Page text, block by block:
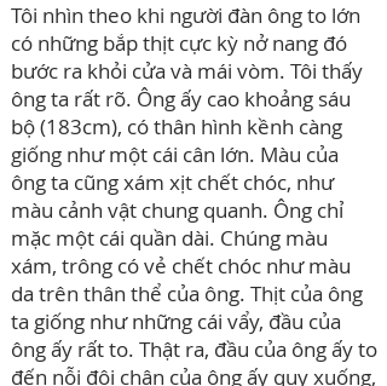
Tôi nhìn theo khi người đàn ông to lớn
có những bắp thịt cực kỳ nở nang đó
bước ra khỏi cửa và mái vòm. Tôi thấy
ông ta rất rõ. Ông ấy cao khoảng sáu
bộ (183cm), có thân hình kềnh càng
giống như một cái cân lớn. Màu của
ông ta cũng xám xịt chết chóc, như
màu cảnh vật chung quanh. Ông chỉ
mặc một cái quần dài. Chúng màu
xám, trông có vẻ chết chóc như màu
da trên thân thể của ông. Thịt của ông
ta giống như những cái vẩy, đầu của
ông ấy rất to. Thật ra, đầu của ông ấy to
đến nỗi đôi chân của ông ấy quỵ xuống,